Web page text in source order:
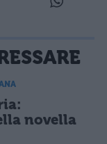
novella